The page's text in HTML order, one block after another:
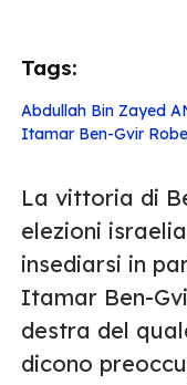
Tags:
Abdullah Bin Zayed
Itamar Ben-Gvir
La vittoria di
elezioni
insediarsi in
Itamar Ben-
destra del
dicono